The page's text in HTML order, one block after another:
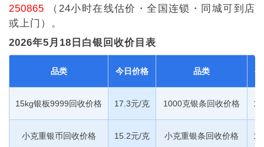
250865
（24小时在线估价・全国连锁・同城可到店
或上门）。
2026年5月18日白银回收价目表
品类 今日价格 品类
15kg银板9999回收价格 17.3元/克 1000克银条回收价格
小克重银币回收价格 15.2元/克 小克重银条回收价格